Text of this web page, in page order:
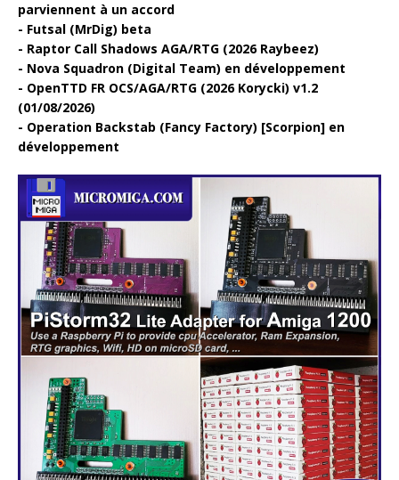
parviennent à un accord
Futsal (MrDig) beta
Raptor Call Shadows AGA/RTG (2026 Raybeez)
Nova Squadron (Digital Team) en développement
OpenTTD FR OCS/AGA/RTG (2026 Korycki) v1.2
(01/08/2026)
Operation Backstab (Fancy Factory) [Scorpion] en
développement